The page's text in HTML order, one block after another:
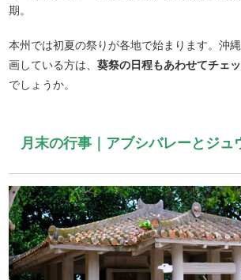
期。
本州では初夏の祭りが各地で始まります。沖
画している方は、葵祭の日程もあわせてチェ
でしょうか。
月末の行事｜アブシバレーとジュ